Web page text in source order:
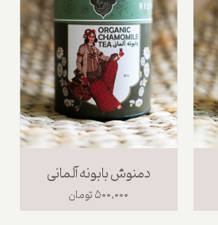
دمنوش بابونه آلمانی
۵۰۰,۰۰۰ تومان